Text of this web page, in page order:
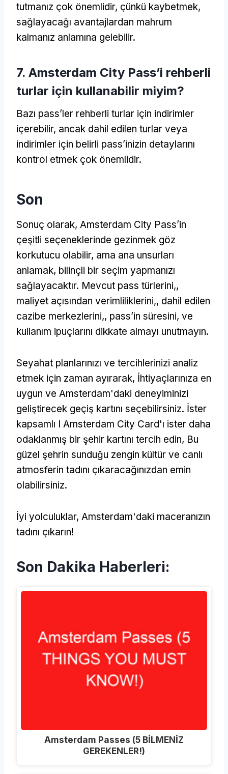
tutmanız çok önemlidir, çünkü kaybetmek,
sağlayacağı avantajlardan mahrum
kalmanız anlamına gelebilir.
7. Amsterdam City Pass’i rehberli
turlar için kullanabilir miyim?
Bazı pass’ler rehberli turlar için indirimler
içerebilir, ancak dahil edilen turlar veya
indirimler için belirli pass’inizin detaylarını
kontrol etmek çok önemlidir.
Son
Sonuç olarak, Amsterdam City Pass’in
çeşitli seçeneklerinde gezinmek göz
korkutucu olabilir, ama ana unsurları
anlamak, bilinçli bir seçim yapmanızı
sağlayacaktır. Mevcut pass türlerini,,
maliyet açısından verimliliklerini,, dahil edilen
cazibe merkezlerini,, pass’in süresini, ve
kullanım ipuçlarını dikkate almayı unutmayın.
Seyahat planlarınızı ve tercihlerinizi analiz
etmek için zaman ayırarak, İhtiyaçlarınıza en
uygun ve Amsterdam'daki deneyiminizi
geliştirecek geçiş kartını seçebilirsiniz. İster
kapsamlı I Amsterdam City Card'ı ister daha
odaklanmış bir şehir kartını tercih edin, Bu
güzel şehrin sunduğu zengin kültür ve canlı
atmosferin tadını çıkaracağınızdan emin
olabilirsiniz.
İyi yolculuklar, Amsterdam'daki maceranızın
tadını çıkarın!
Son Dakika Haberleri:
Amsterdam Passes (5 BİLMENİZ
GEREKENLER!)